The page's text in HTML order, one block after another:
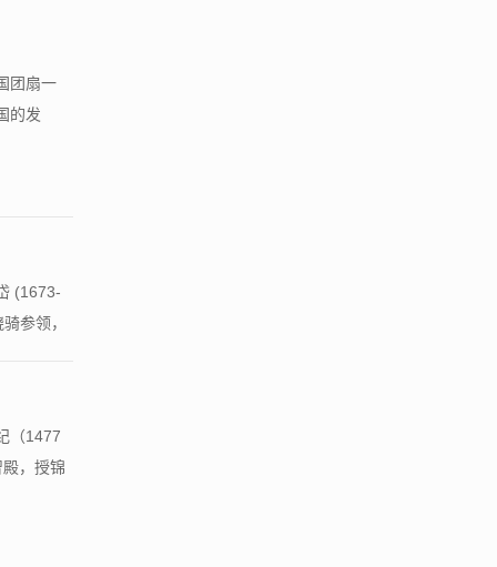
团扇一
的发
(1673-
参领，
（1477
，授锦